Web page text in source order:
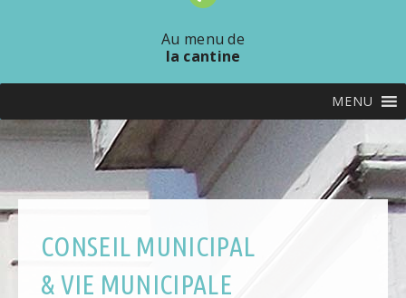
Au menu de
la cantine
MENU
CONSEIL MUNICIPAL
& VIE MUNICIPALE